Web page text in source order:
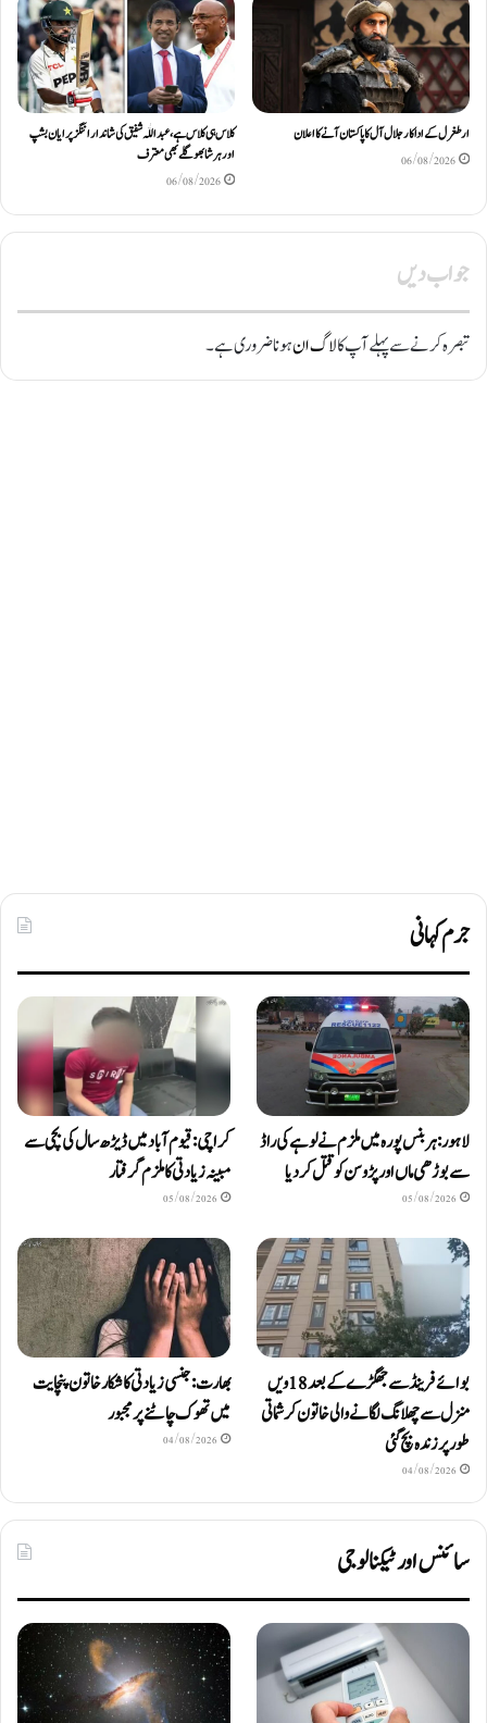
ارطغرل کے اداکار جلال آل کا پاکستان آنے کا اعلان
06/08/2026
کلاس ہی کلاس ہے، عبد اللّٰہ شفیق کی شاندار اننگز پر ایان بشپ
اور ہرشا بھوگلے بھی معترف
06/08/2026
جواب دیں
تبصرہ کرنے سے پہلے آپ کالاگ انہونا ضروری ہے۔
جرم کہانی
لاہور: ہربنس پورہ میں ملزم نے لوہے کی راڈ
سے بوڑھی ماں اور پڑوسن کو قتل کر دیا
05/08/2026
کراچی: قیوم آباد میں ڈیڑھ سال کی بچی سے
مبینہ زیادتی کا ملزم گرفتار
05/08/2026
بوائے فرینڈ سے جھگڑے کے بعد 18 ویں
منزل سے چھلانگ لگانے والی خاتون کرشماتی
طور پر زندہ بچ گئی
04/08/2026
بھارت: جنسی زیادتی کا شکار خاتون پنچایت
میں تھوک چاٹنے پر مجبور
04/08/2026
سائنس اور ٹیکنالوجی